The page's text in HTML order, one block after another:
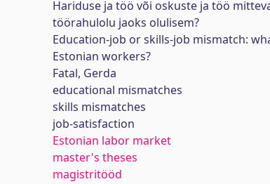
Hariduse ja töö või oskuste ja töö
töörahulolu jaoks olulisem?
Education-job or skills-job mismatch:
Estonian workers?
Fatal, Gerda
educational mismatches
skills mismatches
job-satisfaction
Estonian labor market
master's theses
magistritööd